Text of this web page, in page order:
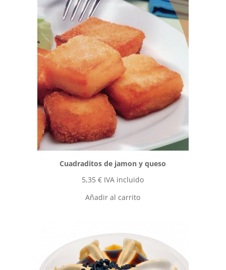
Cuadraditos de jamon y queso
5,35€ IVA incluido
Añadir al carrito